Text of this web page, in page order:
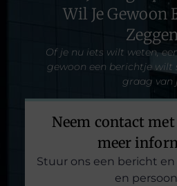
Wil Je Gewoon
Of je nu iets wilt weten,
gewoon een berichtje wilt
graag van
Neem contact
meer
Stuur ons een bericht en
en